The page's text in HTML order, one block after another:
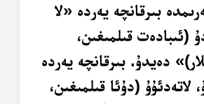
بىرقانچە يەردە «لا
(ئىبادەت قىلمىغىن،
دەيدۇ. بىرقانچە يەردە
لاتەدئۇۇ (دۇئا قىلمىغىن،